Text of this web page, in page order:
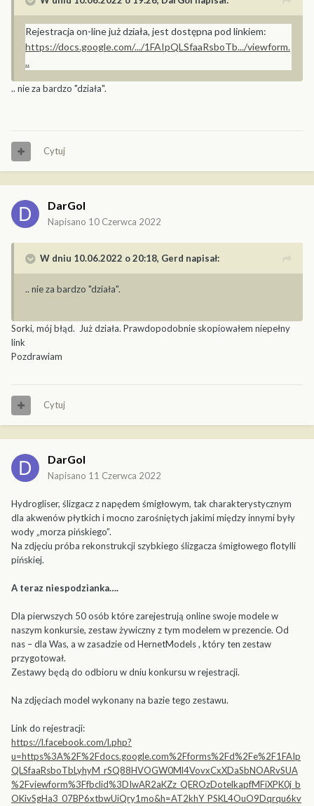
Rejestracja on-line już działa, jest dostępna pod linkiem:
https://docs.google.com/.../1FAIpQLSfaaRsboTb.../viewform.
..
.. nie za bardzo "działa".
Cytuj
DarGol
Napisano 10 Czerwca 2022
W dniu 10.06.2022 o 20:18, Gerd napisał:
.. nie za bardzo "działa".
Sorki, mój błąd. Już działa. Prawdopodobnie skopiowałem niepełny
link
Pozdrawiam
Cytuj
DarGol
Napisano 11 Czerwca 2022
Hydrogliser, ślizgacz z napędem śmigłowym, tak charakterystycznym
dla akwenów płytkich i mocno zarośniętych jakimi między innymi były
wody „morza pińskiego”.
Na zdjęciu próba rekonstrukcji szybkiego ślizgacza śmigłowego flotylli
pińskiej.
A teraz niespodzianka….
Dla pierwszych 50 osób które zarejestrują online swoje modele w
naszym konkursie, zestaw żywiczny z tym modelem w prezencie. Od
nas – dla Was, a w zasadzie od HernetModels , który ten zestaw
przygotował.
Zestawy będą do odbioru w dniu konkursu w rejestracji.
Na zdjęciach model wykonany na bazie tego zestawu.
Link do rejestracji:
https://l.facebook.com/l.php?
u=https%3A%2F%2Fdocs.google.com%2Fforms%2Fd%2Fe%2F1FAIp
QLSfaaRsboTbLyhyM_rSQ88HVOGW0Ml4VovxCxXDaSbNOARvSUA
%2Fviewform%3Ffbclid%3DIwAR2aKZz_QEROzDotelkapfMFiXPK0j_b
OKivSgHa3_07BP6xtbwUiQry1mo&h=AT2khY_PSKL4OuO9Dqrqu6kv